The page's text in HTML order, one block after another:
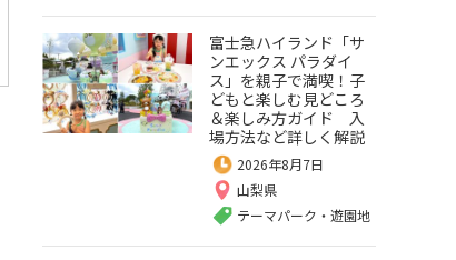
富士急ハイランド「サ
ンエックス パラダイ
ス」を親子で満喫！子
どもと楽しむ見どころ
＆楽しみ方ガイド 入
場方法など詳しく解説
2026年8月7日
山梨県
テーマパーク・遊園地